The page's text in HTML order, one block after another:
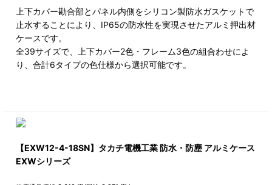
上下カバー勘合部とパネル内側をシリコン製防水ガスケットで
止水することにより、IP65の防水性を実現させたアルミ押出材
ケースです。
全39サイズで、上下カバー2色・フレーム3色の組合わせによ
り、合計6タイプの色仕様から選択可能です。
【EXW12-4-18SN】タカチ電機工業 防水・防塵 アルミケース
EXWシリーズ